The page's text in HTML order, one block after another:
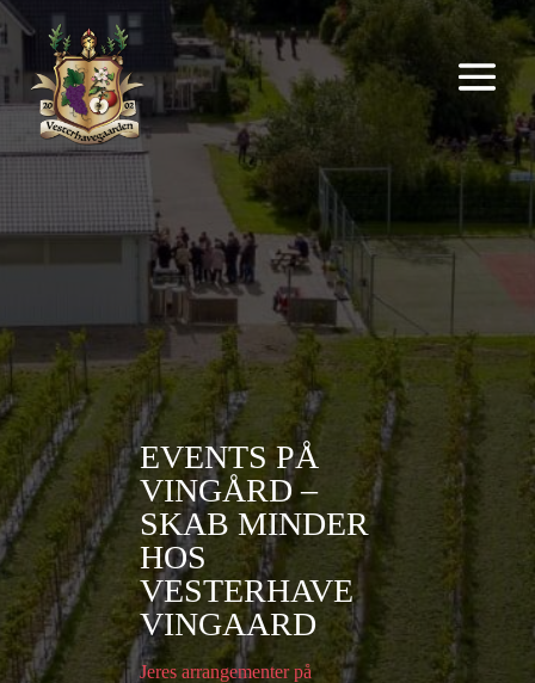
EVENTS PÅ
VINGÅRD –
SKAB MINDER
HOS
VESTERHAVE
VINGAARD
Jeres arrangementer på